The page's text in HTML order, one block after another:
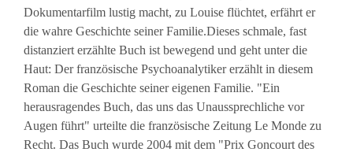
Dokumentarfilm lustig macht, zu Louise flüchtet, erfährt er
die wahre Geschichte seiner Familie.Dieses schmale, fast
distanziert erzählte Buch ist bewegend und geht unter die
Haut: Der französische Psychoanalytiker erzählt in diesem
Roman die Geschichte seiner eigenen Familie. "Ein
herausragendes Buch, das uns das Unaussprechliche vor
Augen führt" urteilte die französische Zeitung Le Monde zu
Recht. Das Buch wurde 2004 mit dem "Prix Goncourt des